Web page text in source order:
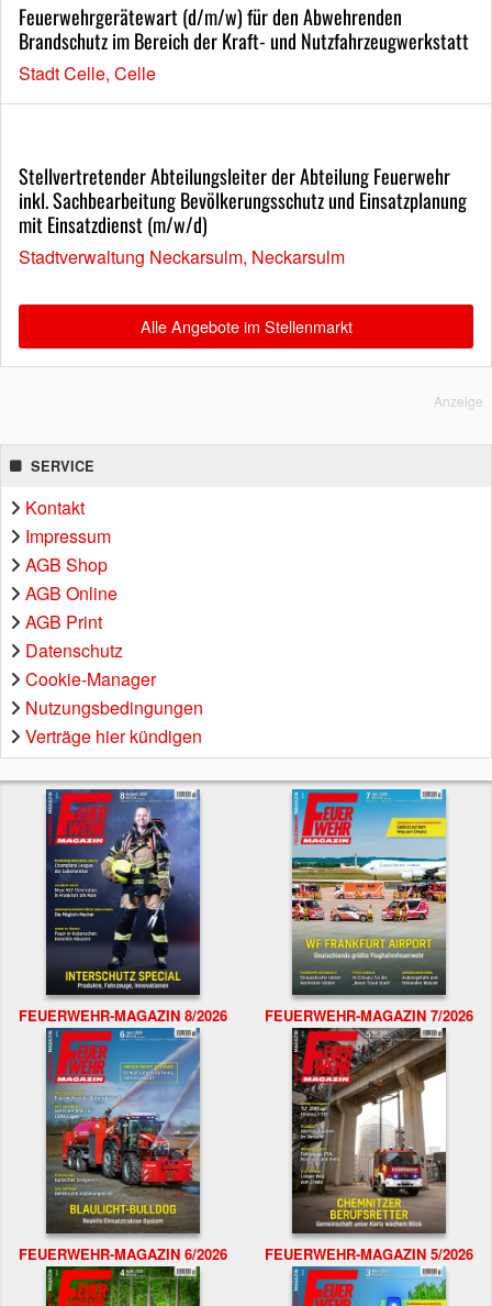
Feuerwehrgerätewart (d/m/w) für den Abwehrenden
Brandschutz im Bereich der Kraft- und Nutzfahrzeugwerkstatt
Stadt Celle, Celle
Stellvertretender Abteilungsleiter der Abteilung Feuerwehr
inkl. Sachbearbeitung Bevölkerungsschutz und Einsatzplanung
mit Einsatzdienst (m/w/d)
Stadtverwaltung Neckarsulm, Neckarsulm
Alle Angebote im Stellenmarkt
Anzeige
SERVICE
Kontakt
Impressum
AGB Shop
AGB Online
AGB Print
Datenschutz
Cookie-Manager
Nutzungsbedingungen
Verträge hier kündigen
FEUERWEHR-MAGAZIN 8/2026 FEUERWEHR-MAGAZIN 7/2026
FEUERWEHR-MAGAZIN 6/2026 FEUERWEHR-MAGAZIN 5/2026